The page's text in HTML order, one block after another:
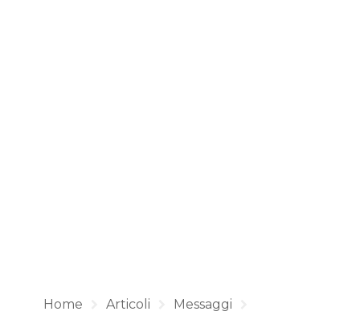
Home Articoli Messaggi